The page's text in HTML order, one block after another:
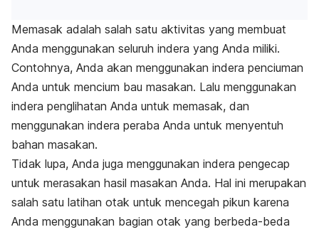
Memasak adalah salah satu aktivitas yang membuat
Anda menggunakan seluruh indera yang Anda miliki.
Contohnya, Anda akan menggunakan indera penciuman
Anda untuk mencium bau masakan. Lalu menggunakan
indera penglihatan Anda untuk memasak, dan
menggunakan indera peraba Anda untuk menyentuh
bahan masakan.
Tidak lupa, Anda juga menggunakan indera pengecap
untuk merasakan hasil masakan Anda. Hal ini merupakan
salah satu latihan otak untuk mencegah pikun karena
Anda menggunakan bagian otak yang berbeda-beda